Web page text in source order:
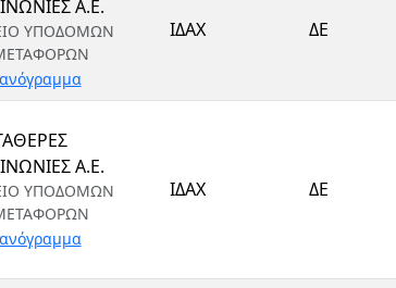
Α.Ε.
ΥΠΟΔΟΜΩΝ
ΙΔΑΧ ΔΕ
Α.Ε.
ΥΠΟΔΟΜΩΝ
ΙΔΑΧ ΔΕ